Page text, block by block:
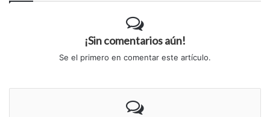
¡Sin comentarios aún!
Se el primero en comentar este artículo.